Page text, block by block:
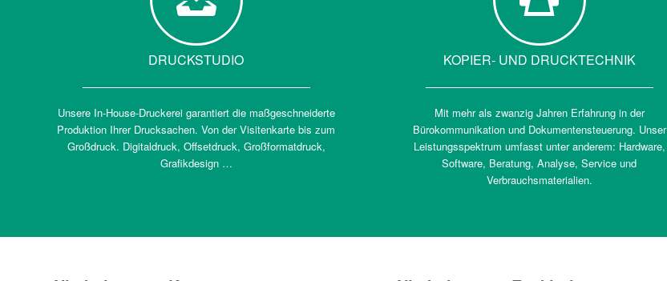
DRUCKSTUDIO
Unsere In-House-Druckerei garantiert die maßgeschneiderte
Produktion Ihrer Drucksachen. Von der Visitenkarte bis zum
Großdruck. Digitaldruck, Offsetdruck, Großformatdruck,
Grafikdesign …
KOPIER- UND DRUCKTECHNIK
Mit mehr als zwanzig Jahren Erfahrung in der
Bürokommunikation und Dokumentensteuerung. Unser
Leistungsspektrum umfasst unter anderem: Hardware,
Software, Beratung, Analyse, Service und
Verbrauchsmaterialien.